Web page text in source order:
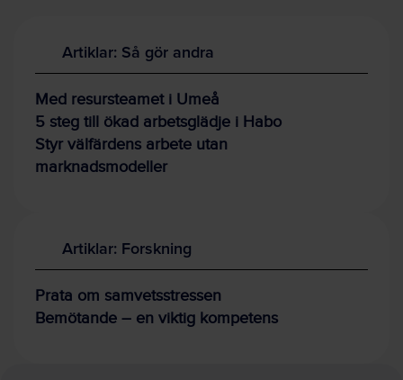
Artiklar: Så gör andra
Med resursteamet i Umeå
5 steg till ökad arbetsglädje i Habo
Styr välfärdens arbete utan
marknadsmodeller
Artiklar: Forskning
Prata om samvetsstressen
Bemötande – en viktig kompetens